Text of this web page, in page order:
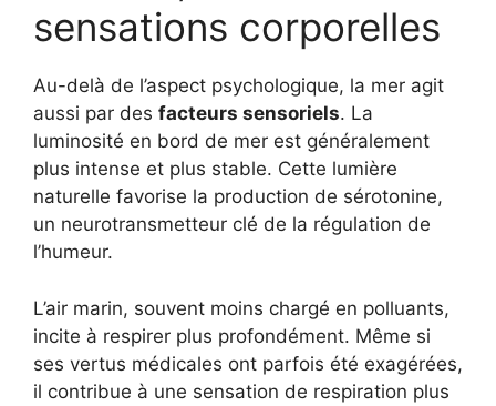
sensations corporelles
Au-delà de l’aspect psychologique, la mer agit
aussi par des facteurs sensoriels. La
luminosité en bord de mer est généralement
plus intense et plus stable. Cette lumière
naturelle favorise la production de sérotonine,
un neurotransmetteur clé de la régulation de
l’humeur.
L’air marin, souvent moins chargé en polluants,
incite à respirer plus profondément. Même si
ses vertus médicales ont parfois été exagérées,
il contribue à une sensation de respiration plus